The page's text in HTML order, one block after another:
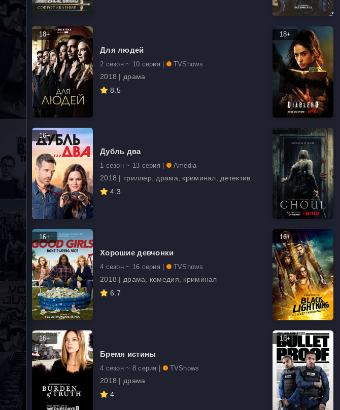
18+
Для людей
2 сезон ~ 10 серия | TVShows
2018 | драма
8.5
18+
16+
Дубль два
1 сезон ~ 13 серия | Amedia
2018 | триллер, драма, криминал, детектив
4.3
16+
Хорошие девчонки
4 сезон ~ 16 серия | TVShows
2018 | драма, комедия, криминал
6.7
16+
16+
Бремя истины
4 сезон ~ 8 серия | TVShows
2018 | драма
4
16+